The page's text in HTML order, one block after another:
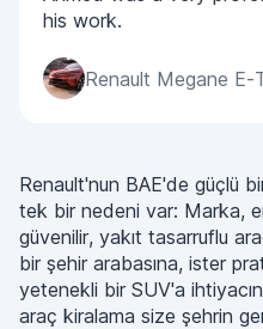
his work.
Renault Megane E-
Renault'nun BAE'de güçlü
tek bir nedeni var: Marka,
güvenilir, yakıt tasarruflu
bir şehir arabasına, ister
yetenekli bir SUV'a
araç kiralama size şehrin